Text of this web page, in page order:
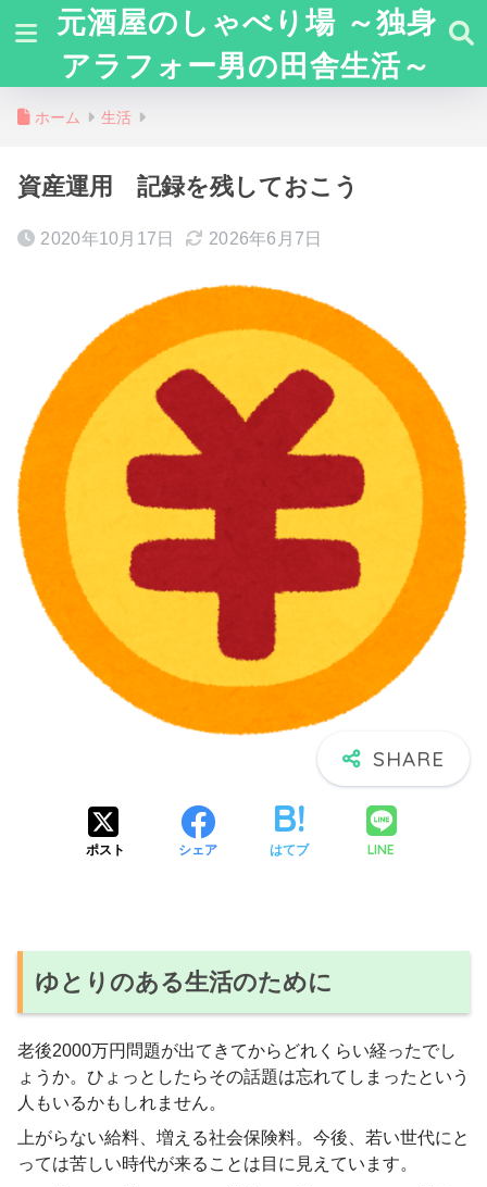
元酒屋のしゃべり場 ～独身
アラフォー男の田舎生活～
ホーム 生活
資産運用 記録を残しておこう
2020年10月17日 2026年6月7日
ポスト シェア はてブ LINE
ゆとりのある生活のために
老後2000万円問題が出てきてからどれくらい経ったでし
ょうか。ひょっとしたらその話題は忘れてしまったという
人もいるかもしれません。
上がらない給料、増える社会保険料。今後、若い世代にと
っては苦しい時代が来ることは目に見えています。